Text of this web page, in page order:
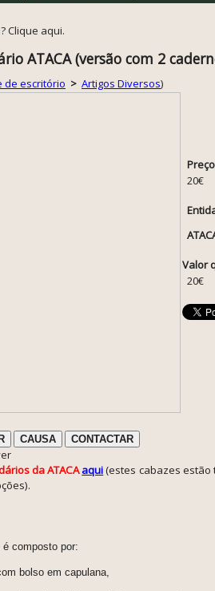
Clique aqui.
ATACA (versão com 2
de escritório > Artigos Diversos)
20€
Valor
20€
CAUSA CONTACTAR
da ATACAaqui(estes cabazes
é composto por:
bolso em capulana,